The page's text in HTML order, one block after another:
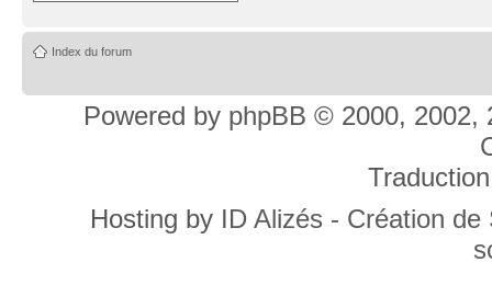
Index du forum
Powered by phpBB © 2000, 2002,
Hosting by ID Alizés - Création